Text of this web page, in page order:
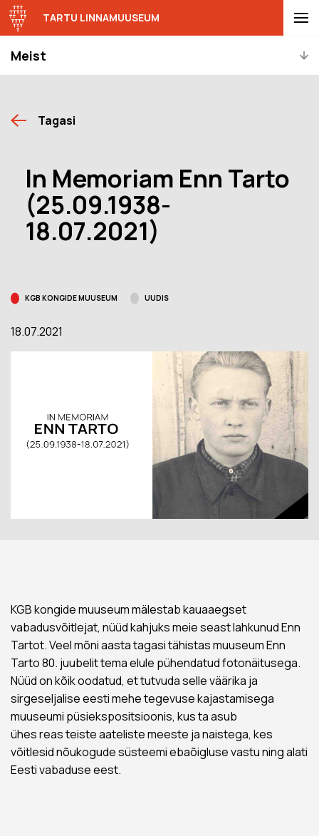
Meist
TARTU LINNAMUUSEUM
Tagasi
In Memoriam Enn Tarto
(25.09.1938-
18.07.2021)
KGB KONGIDE MUUSEUM UUDIS
18.07.2021
KGB kongide muuseum mälestab kauaaegset
vabadusvõitlejat, nüüd kahjuks meie seast lahkunud Enn
Tartot. Veel mõni aasta tagasi tähistas muuseum Enn
Tarto 80. juubelit tema elule pühendatud fotonäitusega.
Nüüd on kõik oodatud, et tutvuda selle väärika ja
sirgeseljalise eesti mehe tegevuse kajastamisega
muuseumi püsiekspositsioonis, kus ta asub
ühes reas teiste aateliste meeste ja naistega, kes
võitlesid nõukogude süsteemi ebaõigluse vastu ning alati
Eesti vabaduse eest.